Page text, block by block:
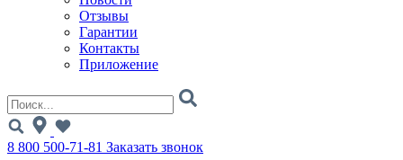
Отзывы
Гарантии
Контакты
Приложение
8 800 500-71-81 Заказать звонок